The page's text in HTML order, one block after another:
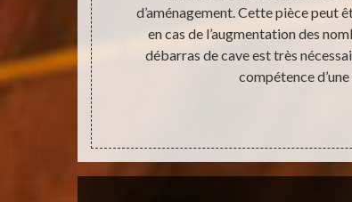
correcte
d’aménagement. Cette pièce peut
en cas de l’augmentation des
débarras de cave est très
compétence